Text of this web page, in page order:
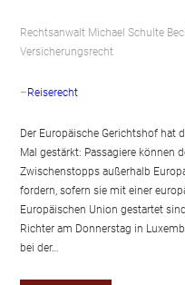
Rechtsanwalt Michael Schulte
Versicherungsrecht
–Reiserecht
Der Europäische Gerichtshof hat
Mal gestärkt: Passagiere können
Zwischenstopps außerhalb
fordern, sofern sie mit einer
Europäischen Union gestartet
Richter am Donnerstag in
bei der…